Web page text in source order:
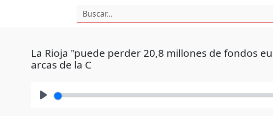
La Rioja "puede perder 20,8 millones de fondos
arcas de la C